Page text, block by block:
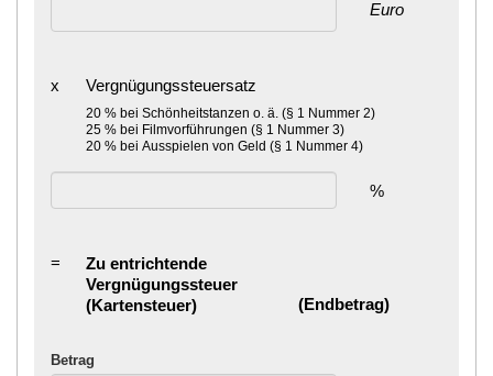
Euro
x Vergnügungssteuersatz
20 % bei Schönheitstanzen o. ä. (§ 1 Nummer 2)
25 % bei Filmvorführungen (§ 1 Nummer 3)
20 % bei Ausspielen von Geld (§ 1 Nummer 4)
%
=
Zu entrichtende
Vergnügungssteuer
(Kartensteuer)
(Endbetrag)
Betrag